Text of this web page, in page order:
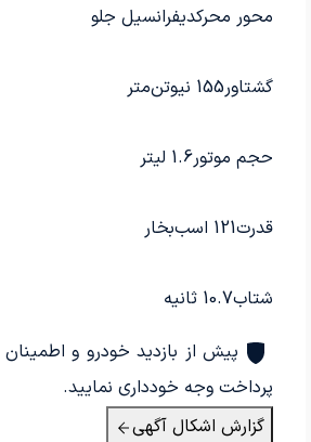
محور محرکدیفرانسیل جلو
گشتاور155 نیوتن‌متر
حجم موتور1.6 لیتر
قدرت121 اسب‌بخار
شتاب10.7 ثانیه
پیش از بازدید خودرو و
پرداخت وجه خودداری نمایید.
گزارش اشکال آگهی